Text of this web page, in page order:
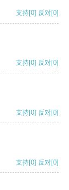
支持[0] 反对[0]
支持[0] 反对[0]
支持[0] 反对[0]
支持[0] 反对[0]